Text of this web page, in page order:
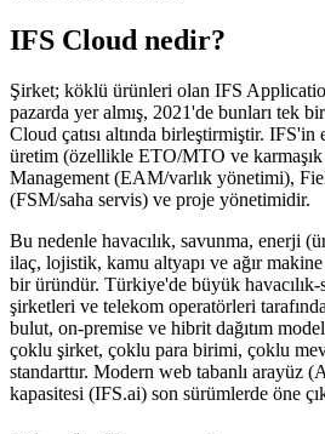
IFS Cloud nedir?
Şirket; köklü ürünleri olan IFS
pazarda yer almış, 2021'de bunları tek
Cloud çatısı altında birleştirmiştir.
üretim (özellikle ETO/MTO ve
Management (EAM/varlık yönetimi),
(FSM/saha servis) ve proje yönetimidir.
Bu nedenle havacılık, savunma, enerji
ilaç, lojistik, kamu altyapı ve ağır
bir üründür. Türkiye'de büyük
şirketleri ve telekom operatörleri
bulut, on-premise ve hibrit dağıtım
çoklu şirket, çoklu para birimi, çoklu
standarttır. Modern web tabanlı arayüz
kapasitesi (IFS.ai) son sürümlerde öne